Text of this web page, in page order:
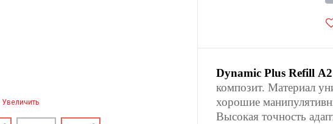
Увеличить
Dynamic Plus Refill А2
композит. Материал
хорошие
Высокая точность